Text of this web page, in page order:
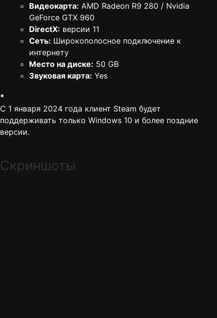
Видеокарта: AMD Radeon R9 280 / Nvidia
GeForce GTX 960
DirectX: версии 11
Сеть: Широкополосное подключение к
интернету
Место на диске: 50 GB
Звуковая карта: Yes
*
С 1 января 2024 года клиент Steam будет
поддерживать только Windows 10 и более поздние
версии.
Скриншоты